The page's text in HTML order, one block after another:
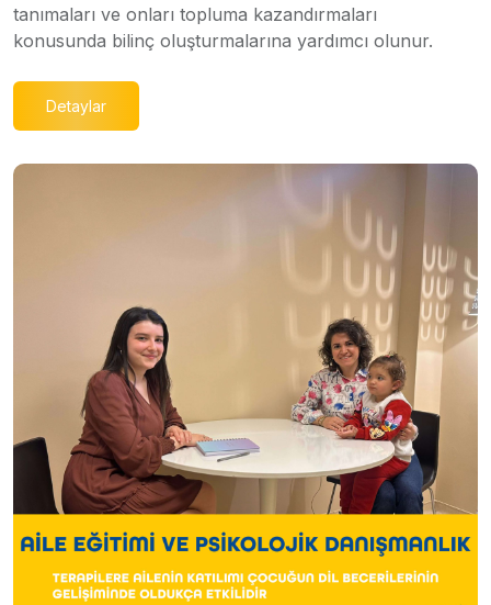
tanımaları ve onları topluma kazandırmaları
konusunda bilinç oluşturmalarına yardımcı olunur.
Detaylar